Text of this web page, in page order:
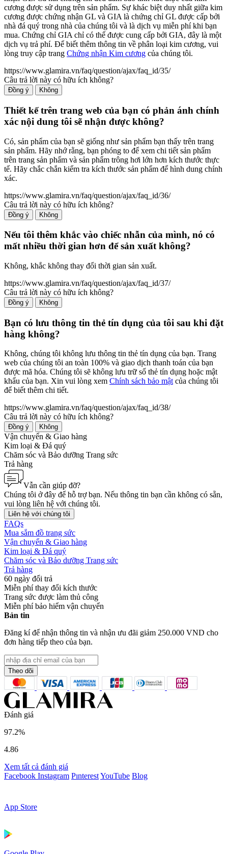
cương được sử dụng trên sản phẩm. Sự khác biệt duy nhất giữa kim
cương được chứng nhận GL và GIA là chứng chỉ GL được cấp bởi
nhà đá quý trong nhà của chúng tôi và là dịch vụ miễn phí khi bạn
mua. Chứng chỉ GIA chỉ có thể được cung cấp bởi GIA, đây là một
dịch vụ trả phí. Để biết thêm thông tin về phân loại kim cương, vui
lòng truy cập trang Chứng nhận Kim cương của chúng tôi.
https://www.glamira.vn/faq/question/ajax/faq_id/35/
Câu trả lời này có hữu ích không?
Đồng ý Không
Thiết kế trên trang web của bạn có phản ánh chính
xác nội dung tôi sẽ nhận được không?
Có, sản phẩm của bạn sẽ giống như sản phẩm bạn thấy trên trang
sản phẩm. Hãy nhớ rằng, bạn phóng to để xem chi tiết sản phẩm
trên trang sản phẩm và sản phẩm trông hơi lớn hơn kích thước thực
tế. Hãy chắc chắn kiểm tra kích thước sản phẩm để hình dung chính
xác.
https://www.glamira.vn/faq/question/ajax/faq_id/36/
Câu trả lời này có hữu ích không?
Đồng ý Không
Nếu tôi thêm khắc vào chiếc nhẫn của mình, nó có
mất nhiều thời gian hơn để sản xuất không?
Không, khắc không thay đổi thời gian sản xuất.
https://www.glamira.vn/faq/question/ajax/faq_id/37/
Câu trả lời này có hữu ích không?
Đồng ý Không
Bạn có lưu thông tin thẻ tín dụng của tôi sau khi đặt
hàng không?
Không, chúng tôi không lưu thông tin thẻ tín dụng của bạn. Trang
web của chúng tôi an toàn 100% và giao dịch thanh toán của bạn
được mã hóa. Chúng tôi sẽ không lưu trữ số thẻ tín dụng hoặc mật
khẩu của bạn. Xin vui lòng xem Chính sách bảo mậtcủa chúng tôi
để biết thêm chi tiết.
https://www.glamira.vn/faq/question/ajax/faq_id/38/
Câu trả lời này có hữu ích không?
Đồng ý Không
Vận chuyển & Giao hàng
Kim loại & Đá quý
Chăm sóc và Bảo dưỡng Trang sức
Trả hàng
Vẫn cần giúp đỡ?
Chúng tôi ở đây để hỗ trợ bạn. Nếu thông tin bạn cần không có sẵn,
vui lòng liên hệ với chúng tôi.
Liên hệ với chúng tôi
FAQs
Mua sắm đồ trang sức
Vận chuyển & Giao hàng
Kim loại & Đá quý
Chăm sóc và Bảo dưỡng Trang sức
Trả hàng
60 ngày đổi trả
Miễn phí thay đổi kích thước
Trang sức được làm thủ công
Miễn phí bảo hiểm vận chuyển
Bản tin
Đăng kí để nhận thông tin và nhận ưu đãi giảm 250.000 VND cho
đơn hàng tiếp theo của bạn.
Theo dõi
Đánh giá
97.2%
4.86
Xem tất cả đánh giá
Facebook Instagram PınterestYouTube Blog
App Store